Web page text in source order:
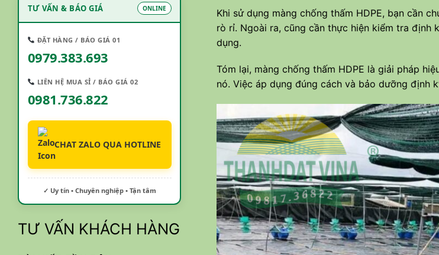
TƯ VẤN & BÁO GIÁ ONLINE
ĐẶT HÀNG / BÁO GIÁ 01
0979.383.693
LIÊN HỆ MUA SỈ / BÁO GIÁ 02
0981.736.822
CHAT ZALO QUA HOTLINE
✓ Uy tín • Chuyên nghiệp • Tận tâm
TƯ VẤN KHÁCH HÀNG
Khi sử dụng màng chống thấm HDPE, bạn cần
rò rỉ. Ngoài ra, cũng cần thực hiện kiểm tra
dụng.
Tóm lại, màng chống thấm HDPE là giải pháp
nó. Việc áp dụng đúng cách và bảo dưỡng định